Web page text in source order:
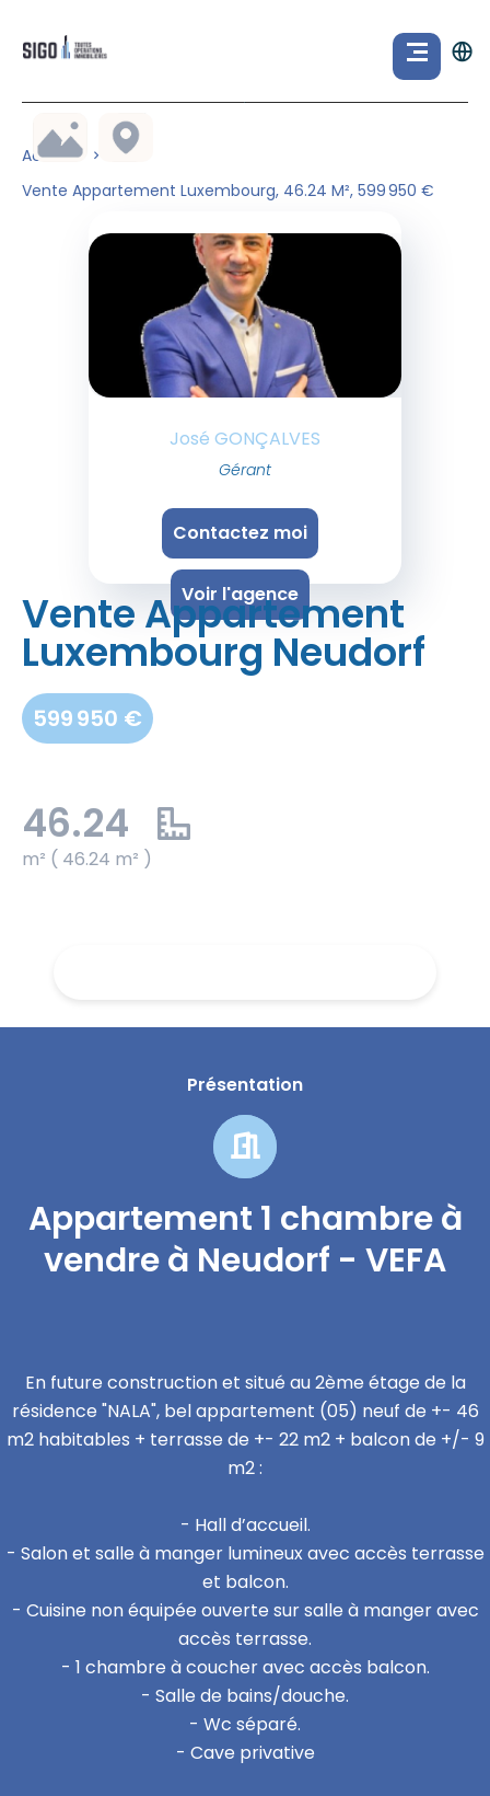
Accueil
Vente Appartement Luxembourg, 46.24 M², 599 950 €
José GONÇALVES
Gérant
Contactez moi
Voir l'agence
Vente Appartement
Luxembourg Neudorf
599 950 €
46.24
m² ( 46.24 m² )
Présentation
Appartement 1 chambre à
vendre à Neudorf - VEFA
En future construction et situé au 2ème étage de la
résidence "NALA", bel appartement (05) neuf de +- 46
m2 habitables + terrasse de +- 22 m2 + balcon de +/- 9
m2 :
- Hall d’accueil.
- Salon et salle à manger lumineux avec accès terrasse
et balcon.
- Cuisine non équipée ouverte sur salle à manger avec
accès terrasse.
- 1 chambre à coucher avec accès balcon.
- Salle de bains/douche.
- Wc séparé.
- Cave privative